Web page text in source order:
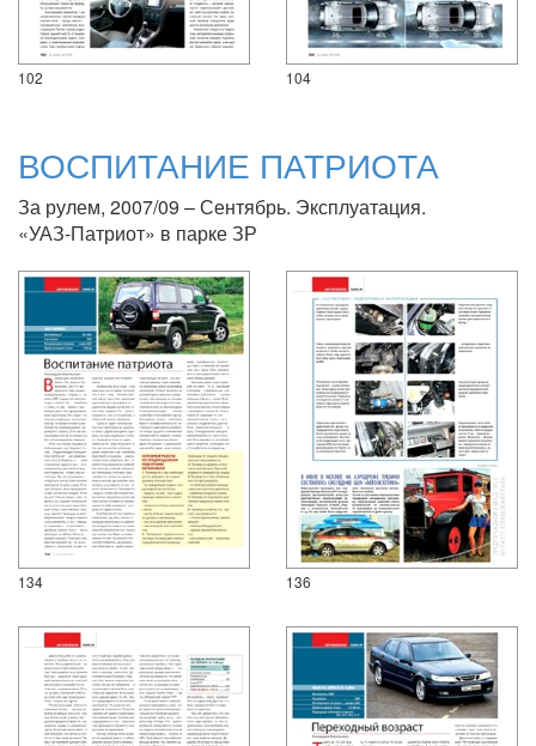
102 104
ВОСПИТАНИЕ ПАТРИОТА
За рулем, 2007/09 – Сентябрь. Эксплуатация.
«УАЗ-Патриот» в парке ЗР
134 136